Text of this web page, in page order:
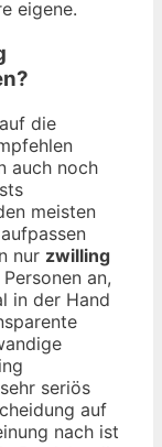
eigene.
die
auch noch
meisten
nur zwilling
an,
in der Hand
seriös
auf
nach ist